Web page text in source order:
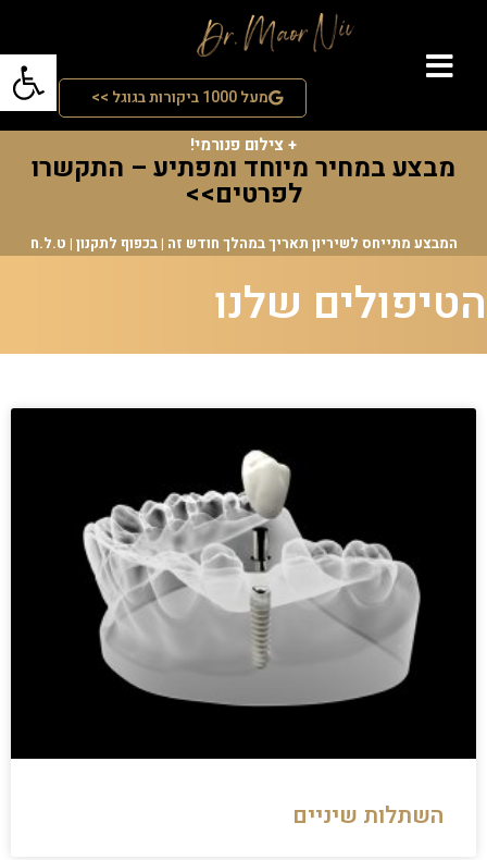
פתח
מעל 1000 ביקורות בגוגל >>
מבצע החודש! טיפול הסרת אבנית + פלואוריד+ ערכת היגיינה אישית
+ צילום פנורמי!
מבצע במחיר מיוחד ומפתיע – התקשרו
לפרטים>>
המבצע מתייחס לשיריון תאריך במהלך חודש זה | בכפוף לתקנון | ט.ל.ח
הטיפולים שלנו
השתלות שיניים